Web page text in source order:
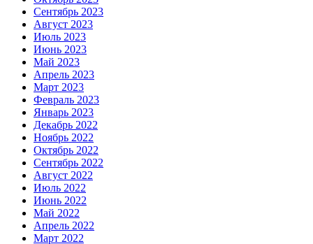
Сентябрь 2023
Август 2023
Июль 2023
Июнь 2023
Май 2023
Апрель 2023
Март 2023
Февраль 2023
Январь 2023
Декабрь 2022
Ноябрь 2022
Октябрь 2022
Сентябрь 2022
Август 2022
Июль 2022
Июнь 2022
Май 2022
Апрель 2022
Март 2022